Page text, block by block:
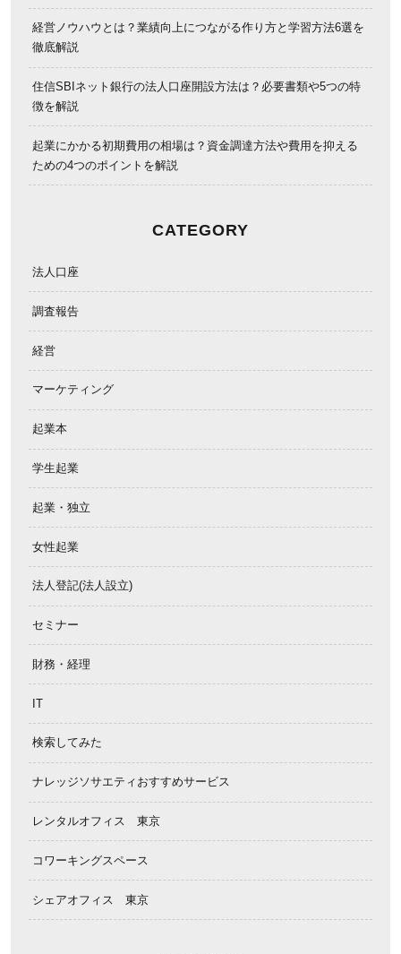
経営ノウハウとは？業績向上につながる作り方と学習方法6選を
徹底解説
住信SBIネット銀行の法人口座開設方法は？必要書類や5つの特
徴を解説
起業にかかる初期費用の相場は？資金調達方法や費用を抑える
ための4つのポイントを解説
CATEGORY
法人口座
調査報告
経営
マーケティング
起業本
学生起業
起業・独立
女性起業
法人登記(法人設立)
セミナー
財務・経理
IT
検索してみた
ナレッジソサエティおすすめサービス
レンタルオフィス 東京
コワーキングスペース
シェアオフィス 東京